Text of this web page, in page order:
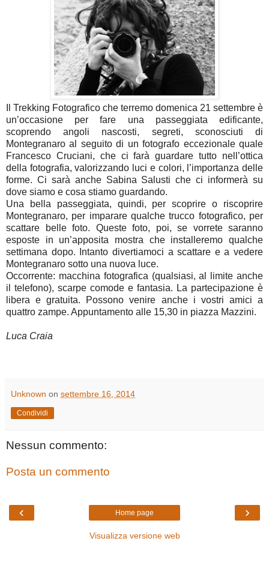
Il Trekking Fotografico che terremo domenica 21 settembre è
un’occasione per fare una passeggiata edificante,
scoprendo angoli nascosti, segreti, sconosciuti di
Montegranaro al seguito di un fotografo eccezionale quale
Francesco Cruciani, che ci farà guardare tutto nell’ottica
della fotografia, valorizzando luci e colori, l’importanza delle
forme. Ci sarà anche Sabina Salusti che ci informerà su
dove siamo e cosa stiamo guardando.
Una bella passeggiata, quindi, per scoprire o riscoprire
Montegranaro, per imparare qualche trucco fotografico, per
scattare belle foto. Queste foto, poi, se vorrete saranno
esposte in un’apposita mostra che installeremo qualche
settimana dopo. Intanto divertiamoci a scattare e a vedere
Montegranaro sotto una nuova luce.
Occorrente: macchina fotografica (qualsiasi, al limite anche
il telefono), scarpe comode e fantasia. La partecipazione è
libera e gratuita. Possono venire anche i vostri amici a
quattro zampe. Appuntamento alle 15,30 in piazza Mazzini.
Luca Craia
Unknown on settembre 16, 2014
Condividi
Nessun commento:
Posta un commento
‹ ›
Home page
Visualizza versione web